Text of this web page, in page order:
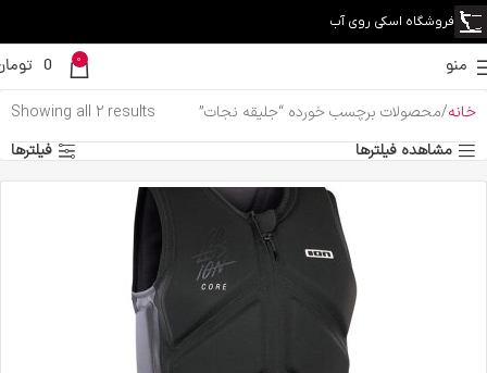
فروشگاه اسکی روی آب
منو 0
0
خانه محصولات برچسب خورده “جلیقه نجات”
Showing all 2 results
مشاهده فیلترها
فیلترها